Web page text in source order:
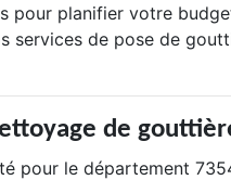
pour planifier votre
services de pose de
de
pour le département